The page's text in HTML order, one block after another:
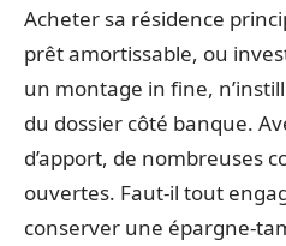
Acheter sa résidence
prêt amortissable, ou
un montage in fine,
du dossier côté banque.
d’apport, de nombreuses
ouvertes. Faut-il tout
conserver une épargne-